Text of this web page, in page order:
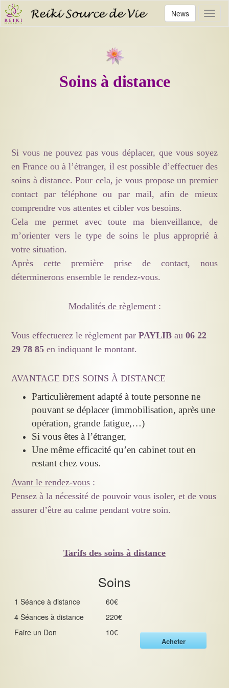
News
Soins à distance
Si vous ne pouvez pas vous déplacer, que vous soyez
en France ou à l’étranger, il est possible d’effectuer des
soins à distance. Pour cela, je vous propose un premier
contact par téléphone ou par mail, afin de mieux
comprendre vos attentes et cibler vos besoins.
Cela me permet avec toute ma bienveillance, de
m’orienter vers le type de soins le plus approprié à
votre situation.
Après cette première prise de contact, nous
déterminerons ensemble le rendez-vous.
Modalités de règlement:
Vous effectuerez le règlement parPAYLIBau06 22
29 78 85en indiquant le montant.
AVANTAGE DES SOINS À DISTANCE
Particulièrement adapté à toute personne ne
pouvant se déplacer (immobilisation, après une
opération, grande fatigue,…)
Si vous êtes à l’étranger,
Une même efficacité qu’en cabinet tout en
restant chez vous.
Avant le rendez-vous :
Pensez à la nécessité de pouvoir vous isoler, et de vous
assurer d’être au calme pendant votre soin.
Tarifs des soins à distance
Soins
1 Séance à distance
60€
4 Séances à distance
220€
Faire un Don
10€
Acheter